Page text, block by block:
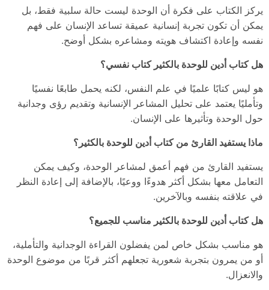
يركز الكتاب على فكرة أن الوحدة ليست حالة سلبية فقط، بل
يمكن أن تكون تجربة إنسانية عميقة تساعد الإنسان على فهم
نفسه وإعادة اكتشاف هويته ومشاعره بشكل أوضح.
هل كتاب أدين للوحدة بالكثير كتاب نفسي؟
هو ليس كتابًا علميًا في علم النفس، لكنه يحمل طابعًا نفسيًا
وتأمليًا يعتمد على تحليل المشاعر الإنسانية وتقديم رؤى وجدانية
حول الوحدة وتأثيرها على الإنسان.
ماذا يستفيد القارئ من كتاب أدين للوحدة بالكثير؟
يستفيد القارئ من فهم أعمق لمشاعر الوحدة، وكيف يمكن
التعامل معها بشكل أكثر هدوءًا ووعيًا، بالإضافة إلى إعادة النظر
في علاقته بنفسه وبالآخرين.
هل كتاب أدين للوحدة بالكثير مناسب للجميع؟
هو مناسب بشكل خاص لمن يفضلون القراءة الوجدانية والتأملية،
أو من يمرون بتجربة شعورية تجعلهم أكثر قربًا من موضوع الوحدة
والانعزال.